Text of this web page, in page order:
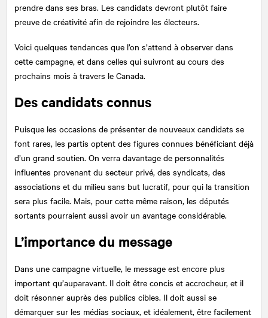
prendre dans ses bras. Les candidats devront plutôt faire
preuve de créativité afin de rejoindre les électeurs.
Voici quelques tendances que l’on s’attend à observer dans
cette campagne, et dans celles qui suivront au cours des
prochains mois à travers le Canada.
Des candidats connus
Puisque les occasions de présenter de nouveaux candidats se
font rares, les partis optent des figures connues bénéficiant déjà
d’un grand soutien. On verra davantage de personnalités
influentes provenant du secteur privé, des syndicats, des
associations et du milieu sans but lucratif, pour qui la transition
sera plus facile. Mais, pour cette même raison, les députés
sortants pourraient aussi avoir un avantage considérable.
L’importance du message
Dans une campagne virtuelle, le message est encore plus
important qu’auparavant. Il doit être concis et accrocheur, et il
doit résonner auprès des publics cibles. Il doit aussi se
démarquer sur les médias sociaux, et idéalement, être facilement